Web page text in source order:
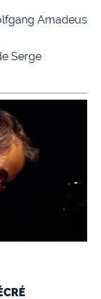
Amadeus
Serge